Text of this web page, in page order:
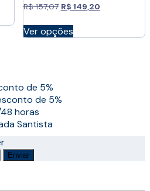
R$157,07 O
original
era:
R$ 149,20O
é:
Ver opçõesproduto
de 5%
de 5%
horas
Santista
Enviar